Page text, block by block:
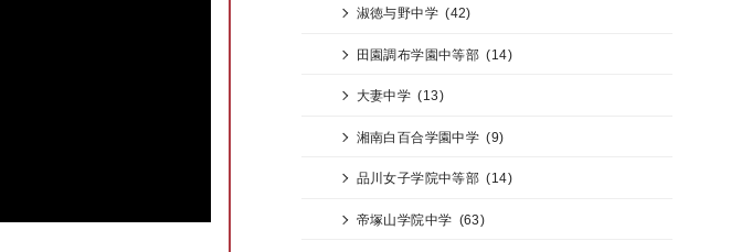
淑徳与野中学 (42)
田園調布学園中等部 (14)
大妻中学 (13)
湘南白百合学園中学 (9)
品川女子学院中等部 (14)
帝塚山学院中学 (63)